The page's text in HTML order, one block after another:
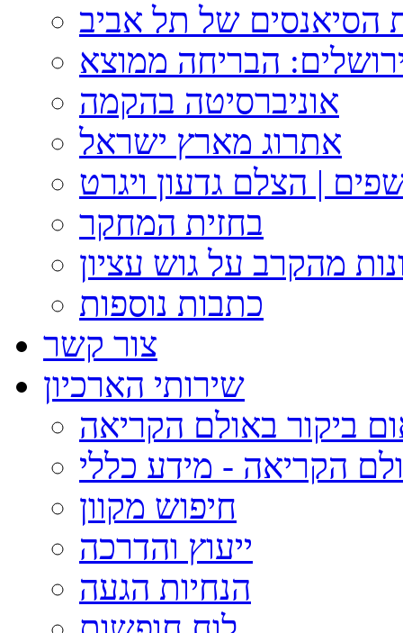
של תל אביב
הבריחה ממוצא
אוניברסיטה בהקמה
אתרוג מארץ ישראל
| הצלם גדעון ויגרט
בחזית המחקר
מהקרב על גוש עציון
כתבות נוספות
צור קשר
שירותי הארכיון
ביקור באולם הקריאה
הקריאה - מידע כללי
חיפוש מקוון
ייעוץ והדרכה
הנחיות הגעה